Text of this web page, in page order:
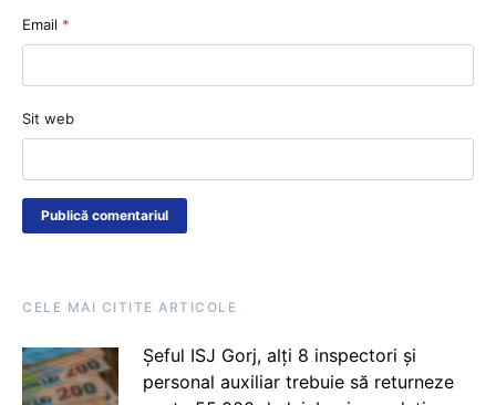
Email *
Sit web
CELE MAI CITITE ARTICOLE
Șeful ISJ Gorj, alți 8 inspectori și
personal auxiliar trebuie să returneze